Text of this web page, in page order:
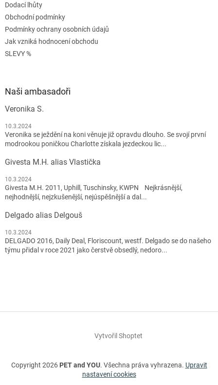
Dodací lhůty
Obchodní podmínky
Podmínky ochrany osobních údajů
Jak vzniká hodnocení obchodu
SLEVY %
Naši ambasadoři
Veronika S.
10.3.2024
Veronika se ježdění na koni věnuje již opravdu dlouho. Se svojí první
modrookou poničkou Charlotte získala jezdeckou lic...
Givesta M.H. alias Vlastička
10.3.2024
Givesta M.H. 2011, Uphill, Tuschinsky, KWPN Nejkrásnější,
nejhodnější, nejzkušenější, nejúspěšnější a dal...
Delgado alias Delgouš
10.3.2024
DELGADO 2016, Daily Deal, Floriscount, westf. Delgado se do našeho
týmu přidal v roce 2021 jako čerstvě obsedlý, nedoro...
Vytvořil Shoptet
Copyright 2026 PET and YOU. Všechna práva vyhrazena. Upravit
nastavení cookies